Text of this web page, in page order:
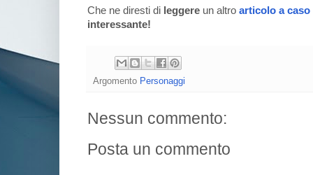
Che ne diresti di leggere un altro articolo a caso
interessante!
Argomento Personaggi
Nessun commento:
Posta un commento